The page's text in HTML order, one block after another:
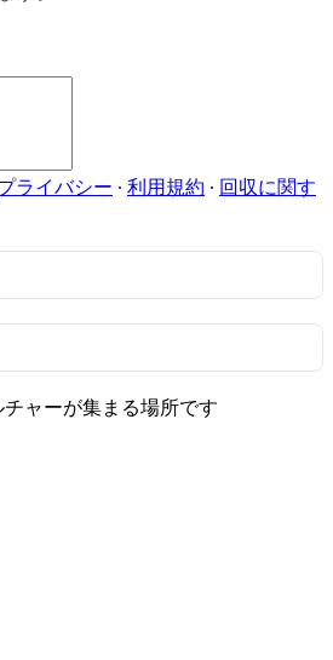
ライバシー ∙ 利用規約 ∙ 回収に関す
ャーが集まる場所です